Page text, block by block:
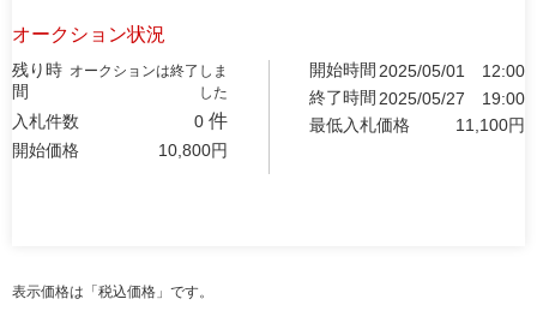
オークション状況
残り時
間
オークションは終了しま
した
入札件数 0 件
開始価格 10,800円
開始時間 2025/05/01
12:00
終了時間 2025/05/27
19:00
最低入札価格
11,100円
表示価格は「税込価格」です。